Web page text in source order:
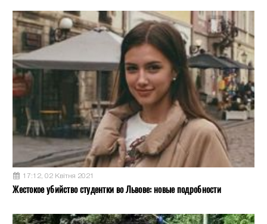
17:12, 02 Квітня 2021
Жестокое убийство студентки во Львове: новые подробности